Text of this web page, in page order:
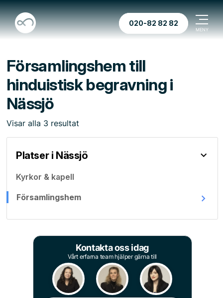
020-82 82 82
Församlingshem till
hinduistisk begravning i
Nässjö
Visar alla 3 resultat
Platser i Nässjö
Kyrkor & kapell
Församlingshem
Kontakta oss idag
Vårt erfarna team hjälper gärna till